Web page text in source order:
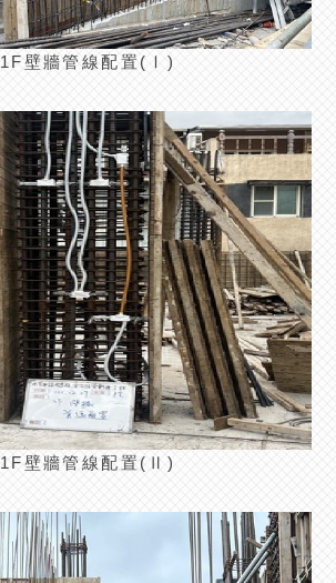
1F壁牆管線配置(Ⅰ)
1F壁牆管線配置(Ⅱ)